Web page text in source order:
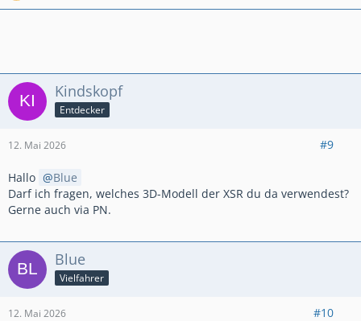
Kindskopf
Entdecker
12. Mai 2026 #9
Hallo
Blue
Darf ich fragen, welches 3D-Modell der XSR du da verwendest?
Gerne auch via PN.
Blue
Vielfahrer
12. Mai 2026 #10